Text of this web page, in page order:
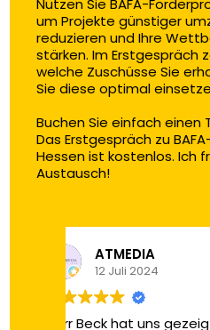
Nutzen Sie BAFA-
um Projekte günstiger
reduzieren und Ihre
stärken. Im Erstgespräch
welche Zuschüsse Sie
Sie diese optimal
Buchen Sie einfach einen
Das Erstgespräch zu
Hessen ist kostenlos. Ich
Austausch!